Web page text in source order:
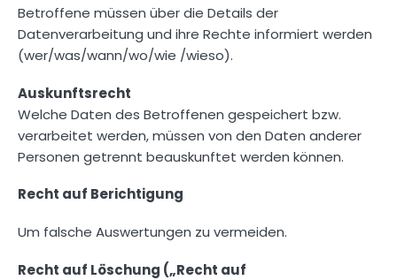
Betroffene müssen über die Details der
Datenverarbeitung und ihre Rechte informiert werden
(wer/was/wann/wo/wie /wieso).
Auskunftsrecht
Welche Daten des Betroffenen gespeichert bzw.
verarbeitet werden, müssen von den Daten anderer
Personen getrennt beauskunftet werden können.
Recht auf Berichtigung
Um falsche Auswertungen zu vermeiden.
Recht auf Löschung („Recht auf